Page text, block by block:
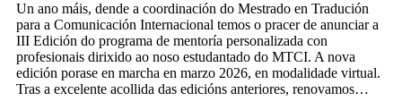
Un ano máis, dende a coordinación do Mestrado en Tradución
para a Comunicación Internacional temos o pracer de anunciar a
III Edición do programa de mentoría personalizada con
profesionais dirixido ao noso estudantado do MTCI. A nova
edición porase en marcha en marzo 2026, en modalidade virtual.
Tras a excelente acollida das edicións anteriores, renovamos…